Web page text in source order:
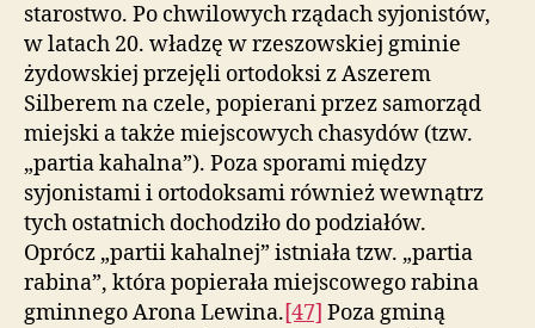
starostwo. Po chwilowych rządach syjonistów,
w latach 20. władzę w rzeszowskiej gminie
żydowskiej przejęli ortodoksi z Aszerem
Silberem na czele, popierani przez samorząd
miejski a także miejscowych chasydów (tzw.
„partia kahalna”). Poza sporami między
syjonistami i ortodoksami również wewnątrz
tych ostatnich dochodziło do podziałów.
Oprócz „partii kahalnej” istniała tzw. „partia
rabina”, która popierała miejscowego rabina
gminnego Arona Lewina.[47] Poza gminą